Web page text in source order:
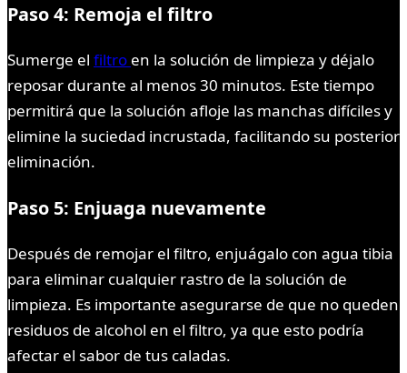
Paso 4: Remoja el filtro
Sumerge el filtro en la solución de limpieza y déjalo
reposar durante al menos 30 minutos. Este tiempo
permitirá que la solución afloje las manchas difíciles y
elimine la suciedad incrustada, facilitando su posterior
eliminación.
Paso 5: Enjuaga nuevamente
Después de remojar el filtro, enjuágalo con agua tibia
para eliminar cualquier rastro de la solución de
limpieza. Es importante asegurarse de que no queden
residuos de alcohol en el filtro, ya que esto podría
afectar el sabor de tus caladas.